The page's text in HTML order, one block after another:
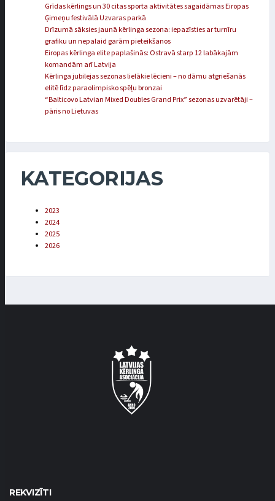
Grīdas kērlings un 30 citas sporta aktivitātes sagaidāmas Eiropas
Ģimeņu festivālā Uzvaras parkā
Drīzumā sāksies jaunā kērlinga sezona: iepazīsties ar turnīru
grafiku un nepalaid garām pieteikšanos
Eiropas kērlinga elite paplašinās: Ostravā starp 12 labākajām
komandām arī Latvija
Kērlinga jubilejas sezonas lielākie lēcieni – no dāmu atgriešanās
elitē līdz paraolimpisko spēļu bronzai
“Balticovo Latvian Mixed Doubles Grand Prix” sezonas uzvarētāji –
pāris no Lietuvas
KATEGORIJAS
2023
2024
2025
2026
REKVIZĪTI